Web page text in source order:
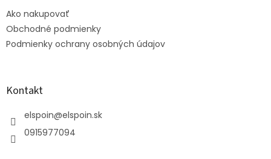
Ako nakupovať
Obchodné podmienky
Podmienky ochrany osobných údajov
Kontakt
elspoin@elspoin.sk
0915977094